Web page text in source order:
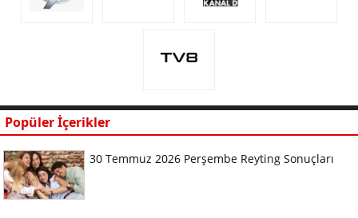
Popüler İçerikler
30 Temmuz 2026 Perşembe Reyting Sonuçları